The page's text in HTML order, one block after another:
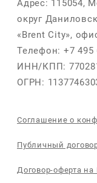
Адрес: 115054,
округ
«Brent City»,
Телефон: +7 495
ИНН/КПП:
ОГРН:
Соглашение о
Публичный
Договор-оферта